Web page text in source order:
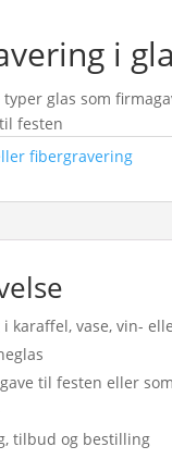
i
glas som
festen
fibergravering
i karaffel, vase, vin-
til festen eller som
tilbud og bestilling